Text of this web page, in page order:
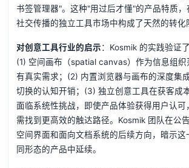
书签管理器"。这种"用过后才懂"的产品特质
社交传播的独立工具市场中构成了天然的转化
对创意工具行业的启示：Kosmik 的实践验证
(1) 空间画布（spatial canvas）作为信息组织
有真实需求；(2) 内置浏览器与画布的深度集
切换的认知开销；(3) 独立创意工具在获客成
面临系统性挑战，即使产品体验获得用户认可
需找到更高效的触达路径。Kosmik 团队在公
空间界面和面向文档系统的后续方向，暗示这
同形态的产品中延续。